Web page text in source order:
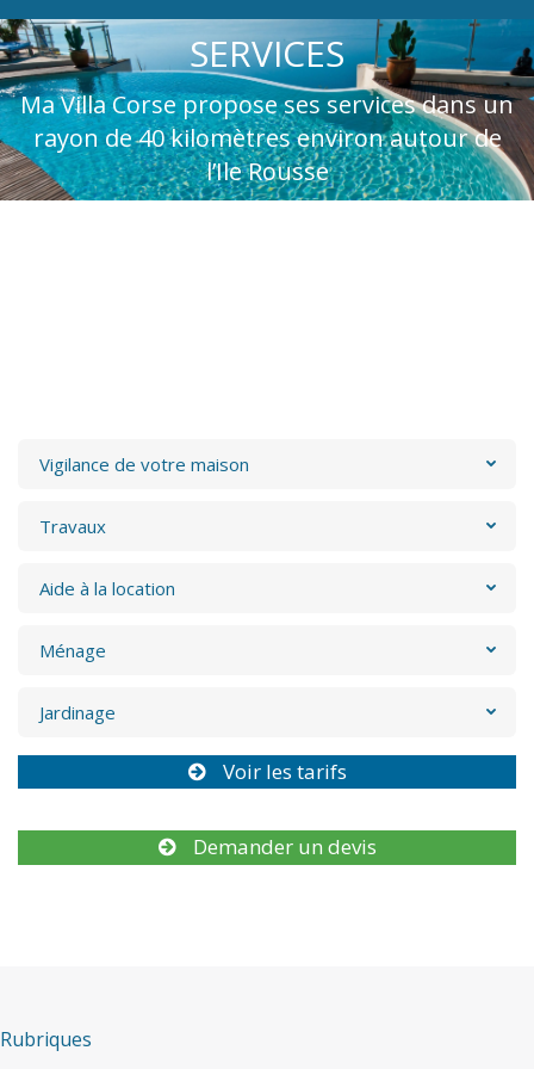
SERVICES
Ma Villa Corse propose ses services dans un
rayon de 40 kilomètres environ autour de
l’Ile Rousse
Vigilance de votre maison
Travaux
Aide à la location
Ménage
Jardinage
Voir les tarifs
Demander un devis
Rubriques